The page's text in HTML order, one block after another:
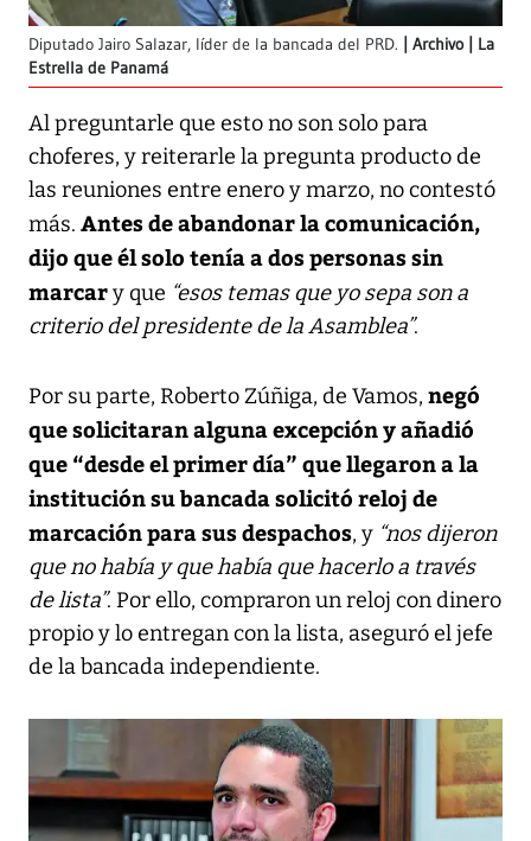
Diputado Jairo Salazar, líder de la bancada del PRD.
Archivo | La
Estrella de Panamá
Al preguntarle que esto no son solo para
choferes, y reiterarle la pregunta producto de
las reuniones entre enero y marzo, no contestó
más. Antes de abandonar la comunicación,
dijo que él solo tenía a dos personas sin
marcary que “esos temas que yo sepa son a
criterio del presidente de la Asamblea”.
Por su parte, Roberto Zúñiga, de Vamos, negó
que solicitaran alguna excepción y añadió
que “desde el primer día” que llegaron a la
institución su bancada solicitó reloj de
marcación para sus despachos, y “nos dijeron
que no había y que había que hacerlo a través
de lista”. Por ello, compraron un reloj con dinero
propio y lo entregan con la lista, aseguró el jefe
de la bancada independiente.